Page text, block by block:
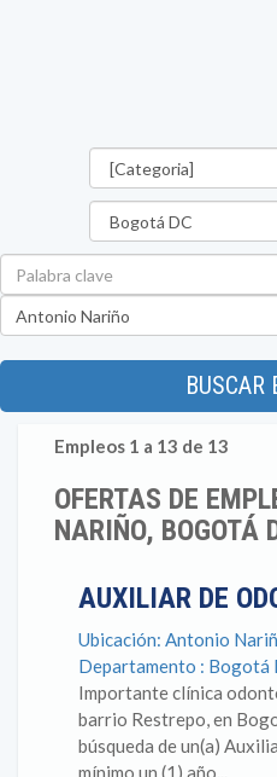
BUSCAR
Empleos 1 a 13 de 13
OFERTAS DE
NARIÑO, BOGOTÁ
AUXILIAR DE
Ubicación: Antonio
Departamento : Bogotá
Importante clínica
barrio Restrepo, en
búsqueda de un(a)
mínimo un (1) año...